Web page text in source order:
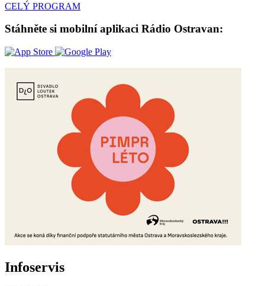
CELÝ PROGRAM
Stáhněte si mobilní aplikaci Rádio Ostravan:
Infoservis